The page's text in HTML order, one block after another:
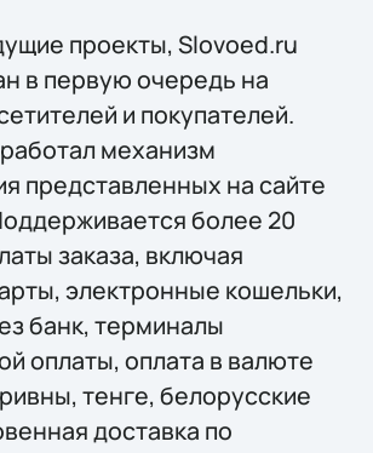
проекты, Slovoed.ru
в первую очередь на
и покупателей.
механизм
представленных на сайте
более 20
заказа, включая
электронные кошельки,
банк, терминалы
оплаты, оплата в валюте
тенге, белорусские
доставка по